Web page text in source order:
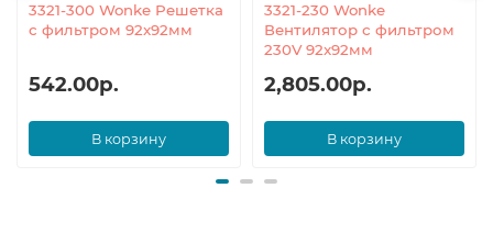
3321-300 Wonke Решетка
с фильтром 92x92мм
542.00р.
В корзину
3321-230 Wonke
Вентилятор с фильтром
230V 92x92мм
2,805.00р.
В корзину